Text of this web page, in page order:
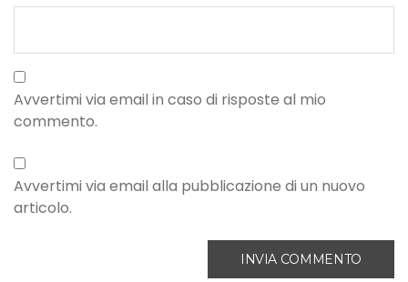
Avvertimi via email in caso di risposte al mio
commento.
Avvertimi via email alla pubblicazione di un nuovo
articolo.